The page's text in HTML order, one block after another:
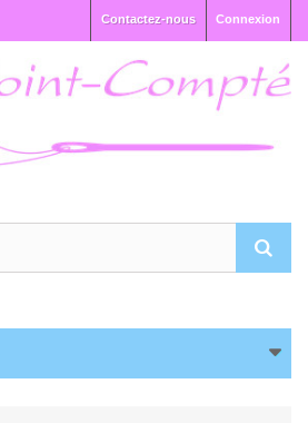
Connexion
Contactez-nous